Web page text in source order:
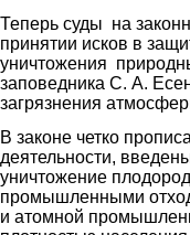
Теперь суды на
принятии исков в
уничтожения
заповедника С. А.
загрязнения
В законе четко
деятельности,
уничтожение
промышленными
и атомной